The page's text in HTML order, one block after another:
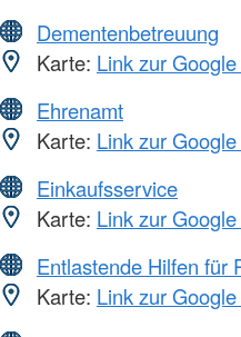
Dementenbetreuung
Karte: Link zur
Ehrenamt
Karte: Link zur
Einkaufsservice
Karte: Link zur
Entlastende Hilfen für
Karte: Link zur